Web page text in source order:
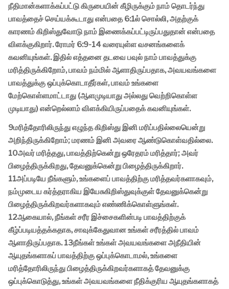
நீதிமான்களாக்கப்பட்டு கிருபையின் கீழிருக்கும் நாம் தொடர்ந்து
பாவத்தைச் செய்யக்கூடாது என்பதை 6:1ல் சொல்லி, அதற்குக்
காரணம் கிறிஸ்துவோடு நாம் இணைக்கப்பட்டிருப்பதுதான் என்பதை
விளக்குகிறார். ரோமர் 6:9-14 வரையுள்ள வசனங்களைக்
கவனியுங்கள். இதில் எத்தனை தடவை பவுல் நாம் பாவத்துக்கு
மரித்திருக்கிறோம், பாவம் நம்மில் ஆளாதிருப்பதாக, அவயவங்களை
பாவத்துக்கு ஒப்புக்கொடாதீர்கள், பாவம் உங்களை
மேற்கொள்ளமாட்டாது (ஆளமுடியாது அல்லது வெற்றிகொள்ள
முடியாது) என்றெல்லாம் விளக்கியிருப்பதைக் கவனியுங்கள்.
9மரித்தோரிலிருந்து எழுந்த கிறிஸ்து இனி மரிப்பதில்லையென்று
அறிந்திருக்கிறோம்; மரணம் இனி அவரை ஆண்டுகொள்வதில்லை.
10அவர் மரித்தது, பாவத்திற்கென்று ஒரேதரம் மரித்தார்; அவர்
பிழைத்திருக்கிறது, தேவனுக்கென்று பிழைத்திருக்கிறார்.
11அப்படியே நீங்களும், உங்களைப் பாவத்திற்கு மரித்தவர்களாகவும்,
நம்முடைய கர்த்தராகிய இயேசுகிறிஸ்துவுக்குள் தேவனுக்கென்று
பிழைத்திருக்கிறவர்களாகவும் எண்ணிக்கொள்ளுங்கள்.
12ஆகையால், நீங்கள் சரீர இச்சைகளின்படி பாவத்திற்குக்
கீழ்ப்படியத்தக்கதாக, சாவுக்கேதுவான உங்கள் சரீரத்தில் பாவம்
ஆளாதிருப்பதாக. 13நீங்கள் உங்கள் அவயவங்களை அநீதியின்
ஆயுதங்களாகப் பாவத்திற்கு ஒப்புக்கொடாமல், உங்களை
மரித்தோரிலிருந்து பிழைத்திருக்கிறவர்களாகத் தேவனுக்கு
ஒப்புக்கொடுத்து, உங்கள் அவயவங்களை நீதிக்குரிய ஆயுதங்களாகத்